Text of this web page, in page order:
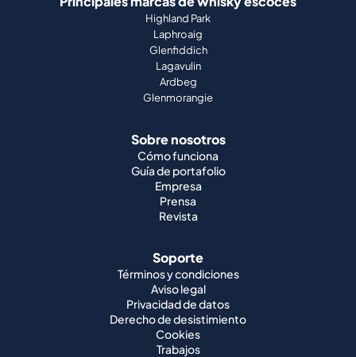
Highland Park
Laphroaig
Glenfiddich
Lagavulin
Ardbeg
Glenmorangie
Sobre nosotros
Cómo funciona
Guía de portafolio
Empresa
Prensa
Revista
Soporte
Términos y condiciones
Aviso legal
Privacidad de datos
Derecho de desistimiento
Cookies
Trabajos